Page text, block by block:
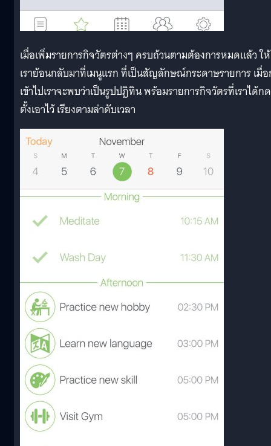
เมื่อเพิ่มรายการกิจวัตรต่างๆ ครบถ้วนตามต้องการหมดแล้ว ให้
เราย้อนกลับมาที่เมนูแรก ที่เป็นสัญลักษณ์กระดาษรายการ เมื่
เข้าไปเราจะพบว่าเป็นรูปปฏิทิน พร้อมรายการกิจวัตรที่เราได้กด
ตั้งเอาไว้ เรียงตามลำดับเวลา